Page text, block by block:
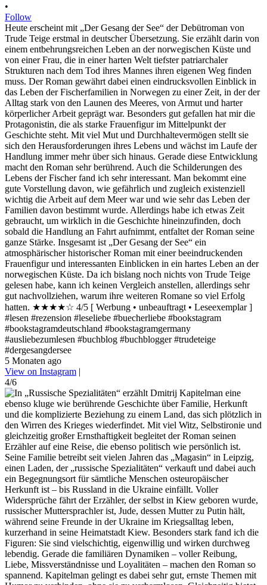
•
Follow
Heute erscheint mit „Der Gesang der See“ der Debütroman von
Trude Teige erstmal in deutscher Übersetzung. Sie erzählt darin von
einem entbehrungsreichen Leben an der norwegischen Küste und
von einer Frau, die in einer harten Welt tiefster patriarchaler
Strukturen nach dem Tod ihres Mannes ihren eigenen Weg finden
muss. Der Roman gewährt dabei einen eindrucksvollen Einblick in
das Leben der Fischerfamilien in Norwegen zu einer Zeit, in der der
Alltag stark von den Launen des Meeres, von Armut und harter
körperlicher Arbeit geprägt war. Besonders gut gefallen hat mir die
Protagonistin, die als starke Frauenfigur im Mittelpunkt der
Geschichte steht. Mit viel Mut und Durchhaltevermögen stellt sie
sich den Herausforderungen ihres Lebens und wächst im Laufe der
Handlung immer mehr über sich hinaus. Gerade diese Entwicklung
macht den Roman sehr berührend. Auch die Schilderungen des
Lebens der Fischer fand ich sehr interessant. Man bekommt eine
gute Vorstellung davon, wie gefährlich und zugleich existenziell
wichtig die Arbeit auf dem Meer war und wie sehr das Leben der
Familien davon bestimmt wurde. Allerdings habe ich etwas Zeit
gebraucht, um wirklich in die Geschichte hineinzufinden, doch
sobald die Handlung an Fahrt aufnimmt, entfaltet der Roman seine
ganze Stärke. Insgesamt ist „Der Gesang der See“ ein
atmosphärischer historischer Roman mit einer beeindruckenden
Frauenfigur und interessanten Einblicken in ein hartes Leben an der
norwegischen Küste. Da ich bislang noch nichts von Trude Teige
gelesen habe, kann ich keinen Vergleich anstellen, allerdings sehr
gut nachvollziehen, warum ihre weiteren Romane so viel Erfolg
hatten. ★★★★☆ 4/5 [ Werbung • unbeauftragt • Leseexemplar ]
#lesen #rezension #leseliebe #buecherliebe #bookstagram
#bookstagramdeutschland #bookstagramgermany
#ausliebezumlesen #buchblog #buchblogger #trudeteige
#dergesangdersee
5 Monaten ago
View on Instagram |
4/6